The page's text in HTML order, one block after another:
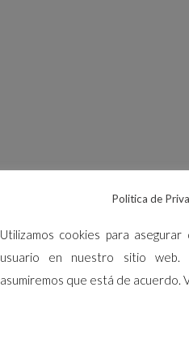
Politica de
Utilizamos cookies para
usuario en nuestro sitio web.
asumiremos que está de acuerdo.